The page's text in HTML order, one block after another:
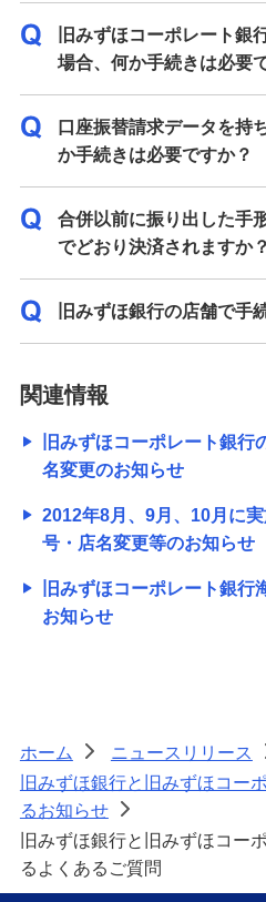
旧みずほコーポレート銀
場合、何か手続きは必要
口座振替請求データを持
か手続きは必要ですか？
合併以前に振り出した手
でどおり決済されますか？
旧みずほ銀行の店舗で手
関連情報
旧みずほコーポレート銀
名変更のお知らせ
2012年8月、9月、10月に
号・店名変更等のお知らせ
旧みずほコーポレート銀
お知らせ
ホーム > ニュースリリース
旧みずほ銀行と旧みずほコー
るお知らせ
>
旧みずほ銀行と旧みずほコー
るよくあるご質問